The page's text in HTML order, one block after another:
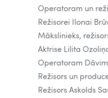
Operatoram un
Režisorei Ilonai
Mākslinieks,
Aktrise Lilita
Operatoram
Režisors un
Režisors Askolds